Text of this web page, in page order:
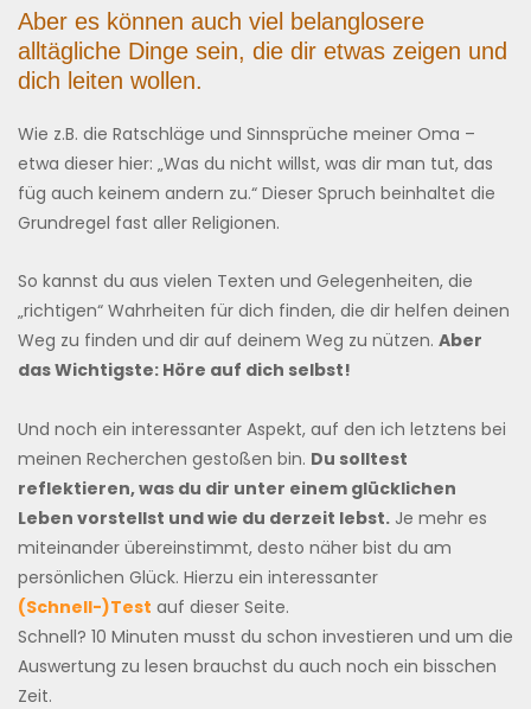
Aber es können auch viel belanglosere
alltägliche Dinge sein, die dir etwas zeigen und
dich leiten wollen.
Wie z.B. die Ratschläge und Sinnsprüche meiner Oma –
etwa dieser hier: „Was du nicht willst, was dir man tut, das
füg auch keinem andern zu.“ Dieser Spruch beinhaltet die
Grundregel fast aller Religionen.
So kannst du aus vielen Texten und Gelegenheiten, die
„richtigen“ Wahrheiten für dich finden, die dir helfen deinen
Weg zu finden und dir auf deinem Weg zu nützen. Aber
das Wichtigste: Höre auf dich selbst!
Und noch ein interessanter Aspekt, auf den ich letztens bei
meinen Recherchen gestoßen bin. Du solltest
reflektieren, was du dir unter einem glücklichen
Leben vorstellst und wie du derzeit lebst. Je mehr es
miteinander übereinstimmt, desto näher bist du am
persönlichen Glück. Hierzu ein interessanter
(Schnell-)Test auf dieser Seite.
Schnell? 10 Minuten musst du schon investieren und um die
Auswertung zu lesen brauchst du auch noch ein bisschen
Zeit.